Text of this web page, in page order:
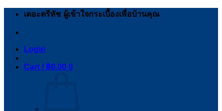
Skip
เดอะตรีทัช ผู้เข้าใจกระเบื้องเพื่อบ้านคุณ
Login
Cart / ฿0.00 0